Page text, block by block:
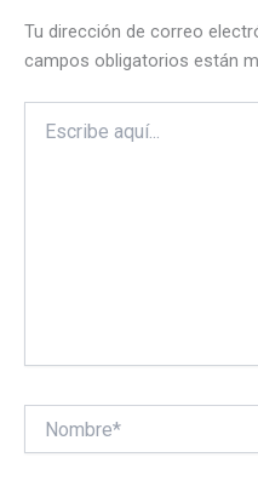
Tu dirección de correo
campos obligatorios están
aquí...